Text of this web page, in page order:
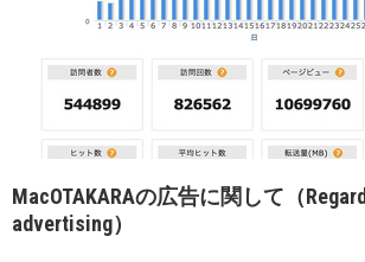
MacOTAKARAの広告に関して（
advertising）